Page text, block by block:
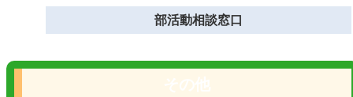
部活動相談窓口